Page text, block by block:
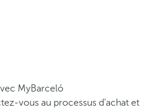
MyBarceló
vous au processus d’achat et